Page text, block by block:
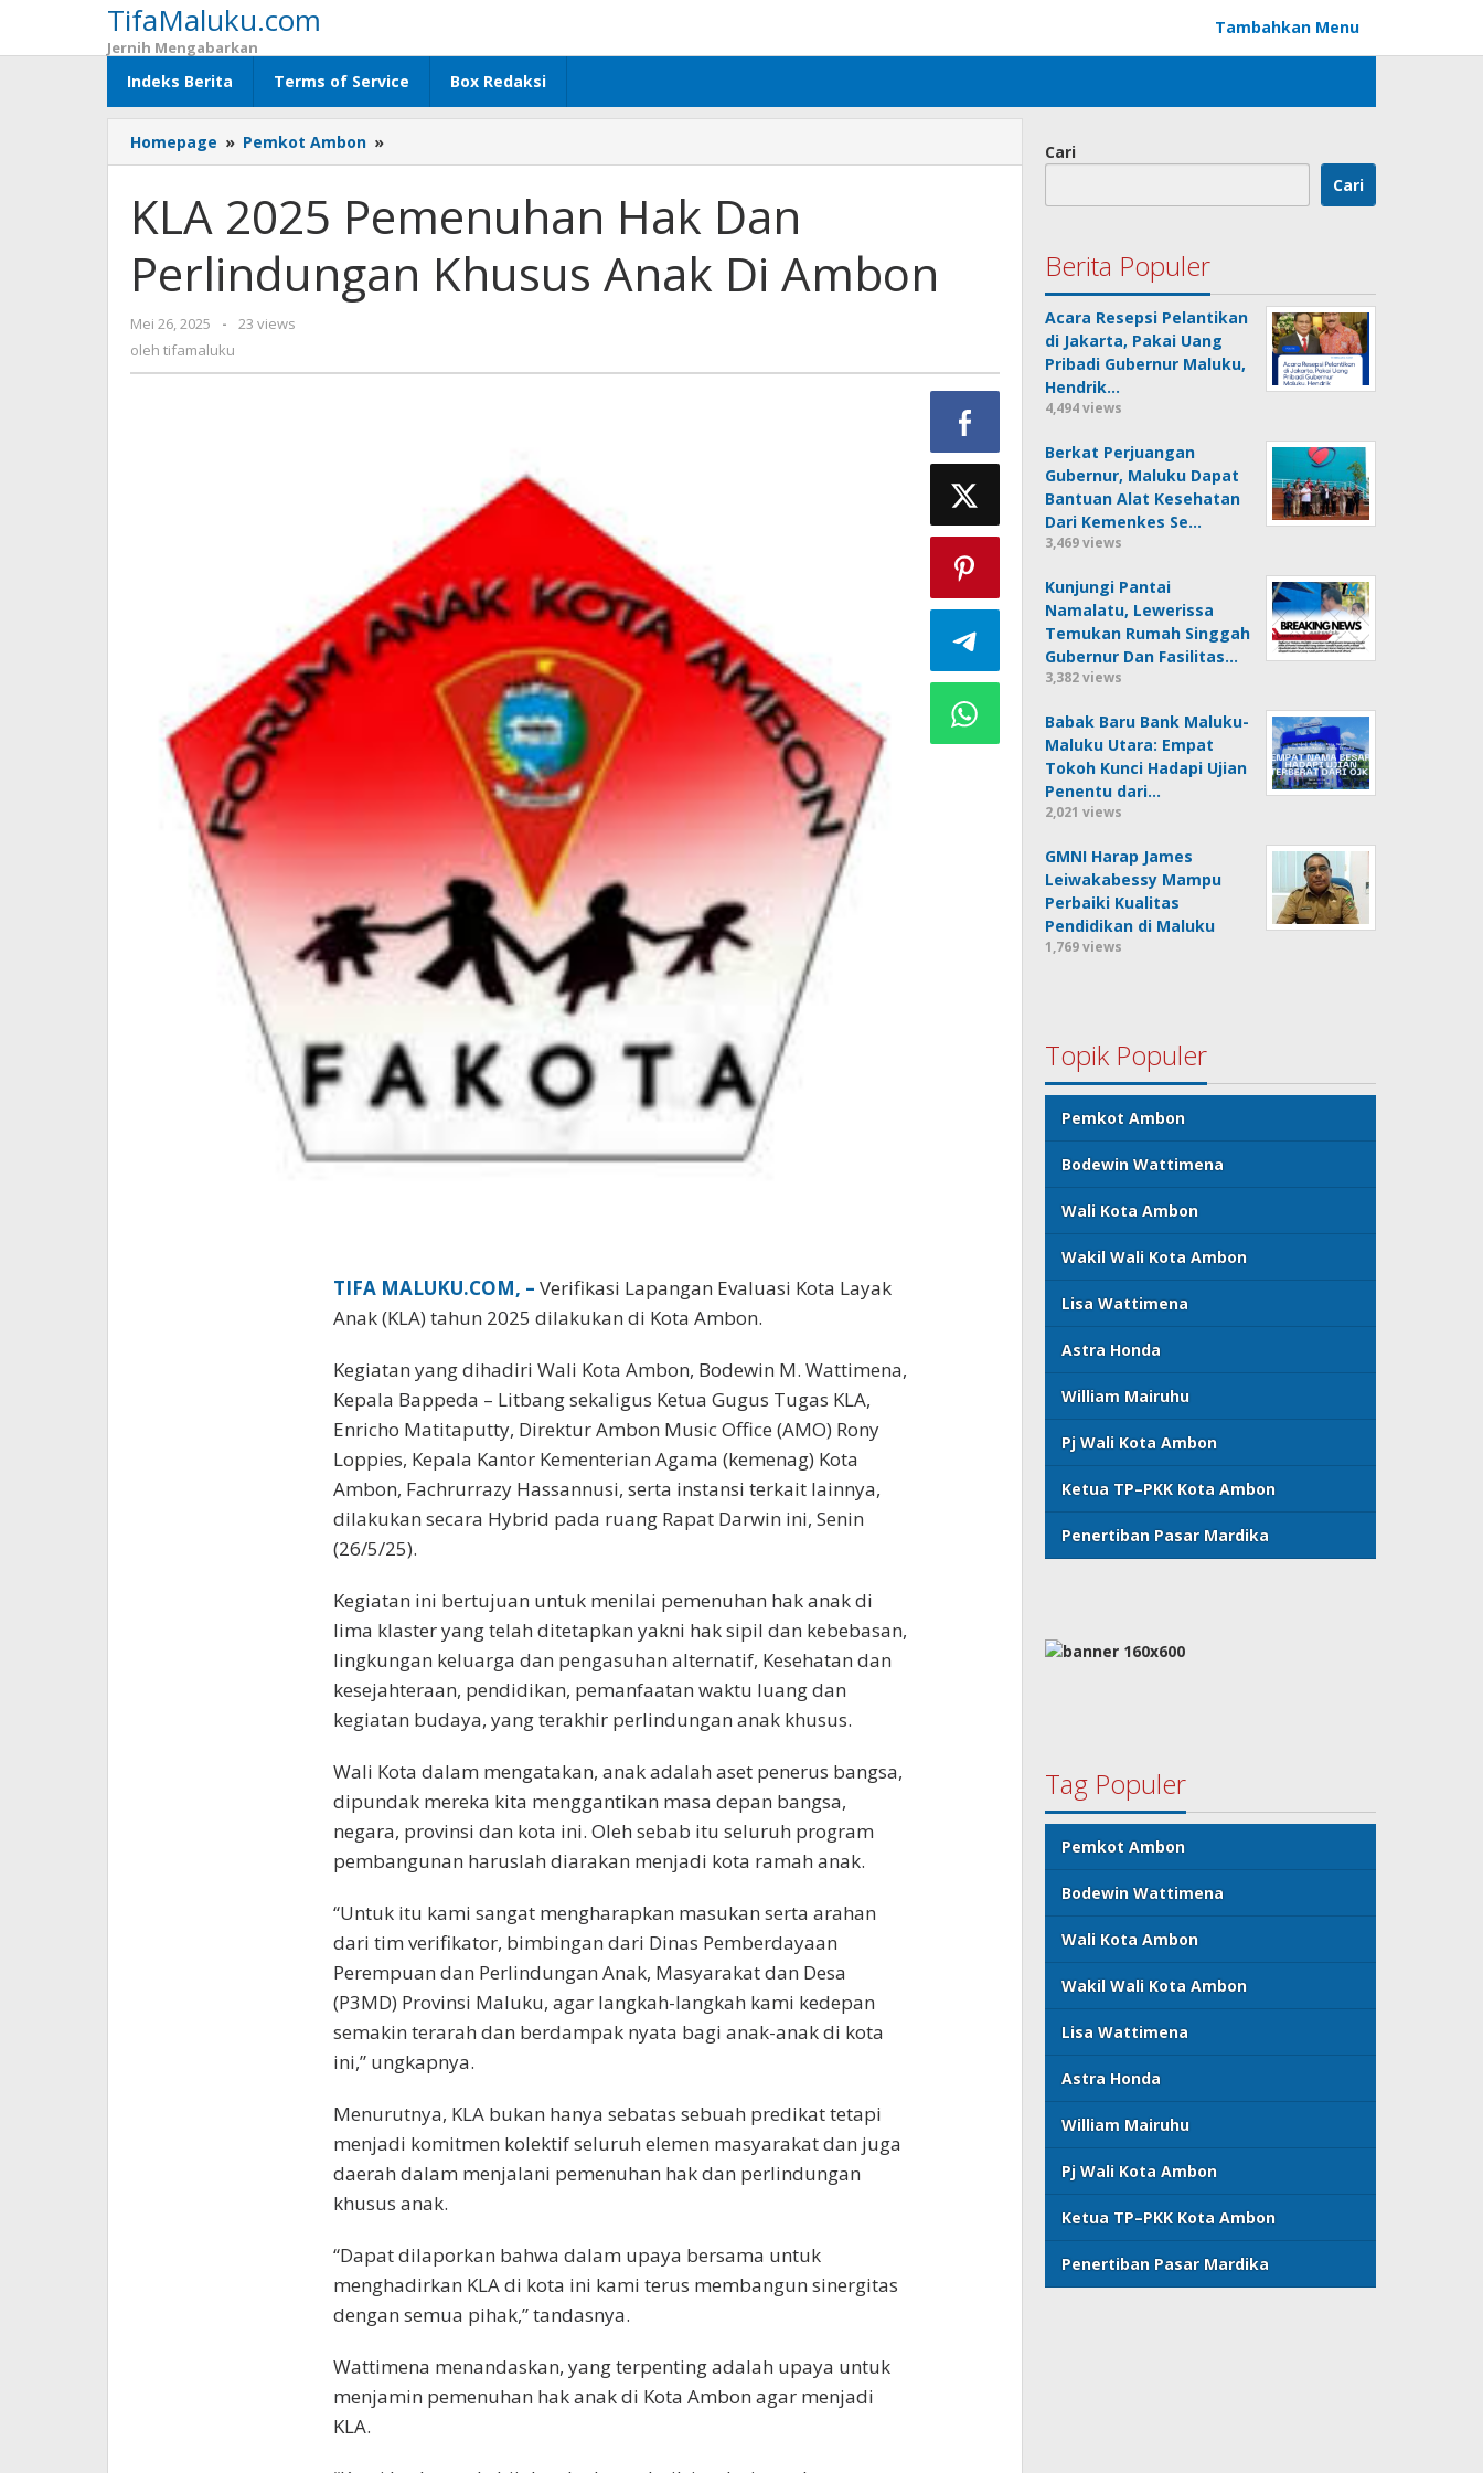
konten
TifaMaluku.com
Jernih Mengabarkan
Tambahkan Menu
Indeks Berita Terms of Service Box Redaksi
Homepage » Pemkot Ambon »
2025
Hak
Dan
Perlindungan
Khusus
KLA 2025 Pemenuhan Hak Dan
Perlindungan Khusus Anak Di Ambon
Mei 26, 2025
oleh
tifamaluku
-
23 views
oleh tifamaluku
TIFA MALUKU.COM, – Verifikasi Lapangan Evaluasi Kota Layak
Anak (KLA) tahun 2025 dilakukan di Kota Ambon.
Kegiatan yang dihadiri Wali Kota Ambon, Bodewin M. Wattimena,
Kepala Bappeda – Litbang sekaligus Ketua Gugus Tugas KLA,
Enricho Matitaputty, Direktur Ambon Music Office (AMO) Rony
Loppies, Kepala Kantor Kementerian Agama (kemenag) Kota
Ambon, Fachrurrazy Hassannusi, serta instansi terkait lainnya,
dilakukan secara Hybrid pada ruang Rapat Darwin ini, Senin
(26/5/25).
Kegiatan ini bertujuan untuk menilai pemenuhan hak anak di
lima klaster yang telah ditetapkan yakni hak sipil dan kebebasan,
lingkungan keluarga dan pengasuhan alternatif, Kesehatan dan
kesejahteraan, pendidikan, pemanfaatan waktu luang dan
kegiatan budaya, yang terakhir perlindungan anak khusus.
Wali Kota dalam mengatakan, anak adalah aset penerus bangsa,
dipundak mereka kita menggantikan masa depan bangsa,
negara, provinsi dan kota ini. Oleh sebab itu seluruh program
pembangunan haruslah diarakan menjadi kota ramah anak.
“Untuk itu kami sangat mengharapkan masukan serta arahan
dari tim verifikator, bimbingan dari Dinas Pemberdayaan
Perempuan dan Perlindungan Anak, Masyarakat dan Desa
(P3MD) Provinsi Maluku, agar langkah-langkah kami kedepan
semakin terarah dan berdampak nyata bagi anak-anak di kota
ini,” ungkapnya.
Menurutnya, KLA bukan hanya sebatas sebuah predikat tetapi
menjadi komitmen kolektif seluruh elemen masyarakat dan juga
daerah dalam menjalani pemenuhan hak dan perlindungan
khusus anak.
“Dapat dilaporkan bahwa dalam upaya bersama untuk
menghadirkan KLA di kota ini kami terus membangun sinergitas
dengan semua pihak,” tandasnya.
Wattimena menandaskan, yang terpenting adalah upaya untuk
menjamin pemenuhan hak anak di Kota Ambon agar menjadi
KLA.
Cari
Cari
Berita Populer
Acara Resepsi Pelantikan
di Jakarta, Pakai Uang
Pribadi Gubernur Maluku,
Hendrik…
4,494 views
Berkat Perjuangan
Gubernur, Maluku Dapat
Bantuan Alat Kesehatan
Dari Kemenkes Se…
3,469 views
Kunjungi Pantai
Namalatu, Lewerissa
Temukan Rumah Singgah
Gubernur Dan Fasilitas…
3,382 views
Babak Baru Bank Maluku-
Maluku Utara: Empat
Tokoh Kunci Hadapi Ujian
Penentu dari…
2,021 views
GMNI Harap James
Leiwakabessy Mampu
Perbaiki Kualitas
Pendidikan di Maluku
1,769 views
Topik Populer
Pemkot Ambon
Bodewin Wattimena
Wali Kota Ambon
Wakil Wali Kota Ambon
Lisa Wattimena
Astra Honda
William Mairuhu
Pj Wali Kota Ambon
Ketua TP–PKK Kota Ambon
Penertiban Pasar Mardika
Tag Populer
Pemkot Ambon
Bodewin Wattimena
Wali Kota Ambon
Wakil Wali Kota Ambon
Lisa Wattimena
Astra Honda
William Mairuhu
Pj Wali Kota Ambon
Ketua TP–PKK Kota Ambon
Penertiban Pasar Mardika